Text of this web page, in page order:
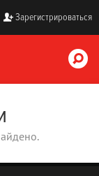
Зарегистрироваться